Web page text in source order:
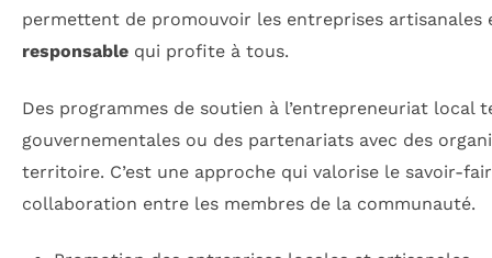
permettent de promouvoir les entreprises
responsable qui profite à tous.
Des programmes de soutien à l’entrepreneuriat local
gouvernementales ou des partenariats avec des
territoire. C’est une approche qui valorise le savoir-
collaboration entre les membres de la communauté.